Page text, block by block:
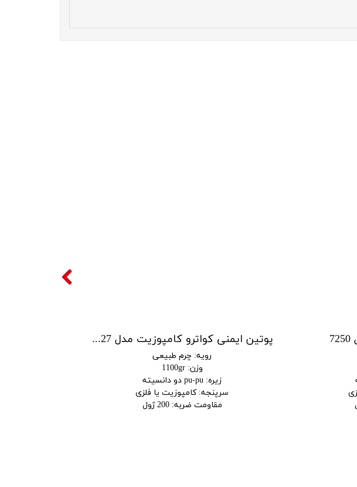
رویه:چرم طبیعی
وزن:
1100gr
زیره:pu-pu دو دانسیته